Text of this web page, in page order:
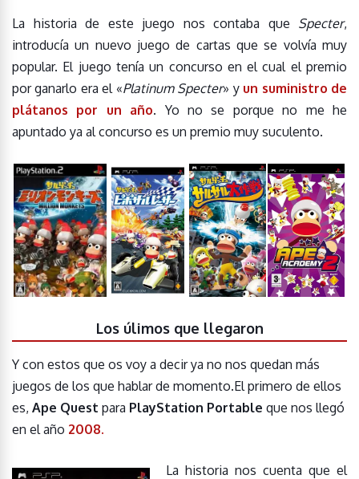
La historia de este juego nos contaba que Specter,
introducía un nuevo juego de cartas que se volvía muy
popular. El juego tenía un concurso en el cual el premio
por ganarlo era el «Platinum Specter» y un suministro de
plátanos por un año. Yo no se porque no me he
apuntado ya al concurso es un premio muy suculento.
Los úlimos que llegaron
Y con estos que os voy a decir ya no nos quedan más
juegos de los que hablar de momento.El primero de ellos
es, Ape Quest para PlayStation Portable que nos llegó
en el año 2008.
La historia nos cuenta que el